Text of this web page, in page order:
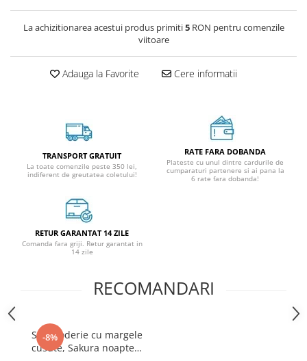
La achizitionarea acestui produs primiti5RON pentru comenzile
viitoare
Adauga la Favorite Cere informatii
TRANSPORT GRATUIT
La toate comenzile peste 350 lei,
indiferent de greutatea coletului!
RATE FARA DOBANDA
Plateste cu unul dintre cardurile de
cumparaturi partenere si ai pana la
6 rate fara dobanda!
RETUR GARANTAT 14 ZILE
Comanda fara griji. Retur garantat in
14 zile
RECOMANDARI
-8%
Set broderie cu margele
cusute, Sakura noaptea,